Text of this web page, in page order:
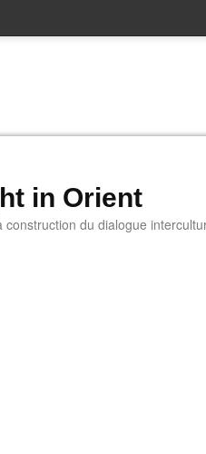
in Orient
construction du dialogue